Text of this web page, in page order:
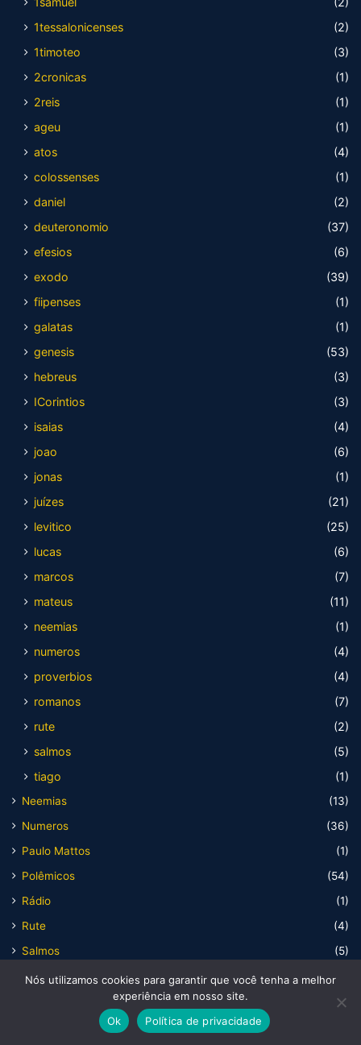
1tessalonicenses
(2)
1timoteo
(3)
2cronicas
(1)
2reis
(1)
ageu
(1)
atos
(4)
colossenses
(1)
daniel
(2)
deuteronomio
(37)
efesios
(6)
exodo
(39)
fiipenses
(1)
galatas
(1)
genesis
(53)
hebreus
(3)
ICorintios
(3)
isaias
(4)
joao
(6)
jonas
(1)
juízes
(21)
levitico
(25)
lucas
(6)
marcos
(7)
mateus
(11)
neemias
(1)
numeros
(4)
proverbios
(4)
romanos
(7)
rute
(2)
salmos
(5)
tiago
(1)
Neemias
(13)
Numeros
(36)
Paulo Mattos
(1)
Polêmicos
(54)
Rádio
(1)
Rute
(4)
Salmos
(5)
sermões
(4)
(13)
Nós utilizamos cookies para garantir que você tenha a melhor
experiência em nosso site.
Ok
Política de privacidade